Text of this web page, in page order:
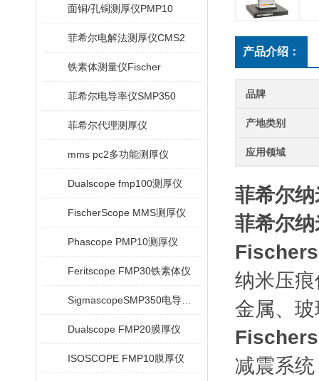
面铜/孔铜测厚仪PMP10
菲希尔电解法测厚仪CMS2
铁素体测量仪Fischer
菲希尔电导率仪SMP350
菲希尔代理测厚仪
mms pc2多功能测厚仪
Dualscope fmp100测厚仪
FischerScope MMS测厚仪
Phascope PMP10测厚仪
Feritscope FMP30铁素体仪
Dualscope FMP20膜厚仪
ISOSCOPE FMP10膜厚仪
产品介绍：
品牌
产地类别
应用领域
菲希尔
菲希尔
纳米压
金属、
减震系